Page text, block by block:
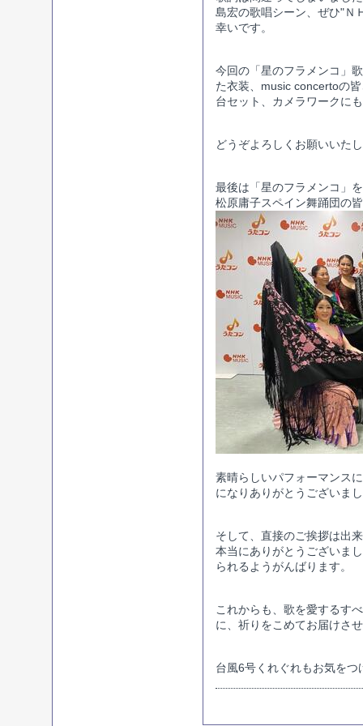
島宏の歌唱シーン、ぜひ"Ｎ
幸いです。
今回の「星のフラメンコ」
た衣装、music concertoの
台セット、カメラワークに
どうぞよろしくお願いいた
最後は「星のフラメンコ」
松原庸子スペイン舞踊団の
素晴らしいパフォーマンス
になりありがとうございま
そして、直接のご挨拶は出
本当にありがとうございま
られるようがんばります。
これからも、歌を愛するす
に、祈りをこめてお届けさ
台風6号くれぐれもお気をつ